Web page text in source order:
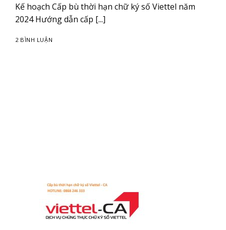
Kế hoạch Cấp bù thời hạn chữ ký số Viettel năm
2024 Hướng dẫn cấp [...]
2 BÌNH LUẬN